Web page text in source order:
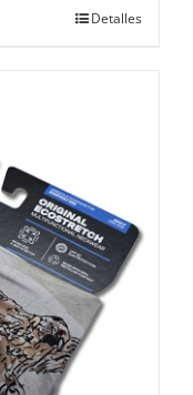
Detalles